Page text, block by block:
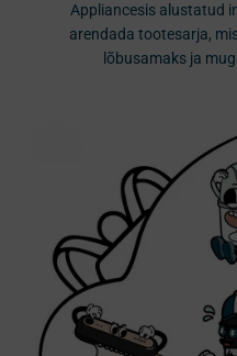
Appliancesis alustatud
arendada tootesarja,
lõbusamaks ja